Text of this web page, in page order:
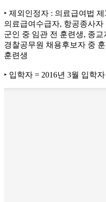
‣ 제외인정자 : 의료급여법
의료급여수급자, 항공종사
군인 중 임관 전 훈련생, 종
경찰공무원 채용후보자 중
훈련생
‣ 입학자 = 2016년 3월 입학